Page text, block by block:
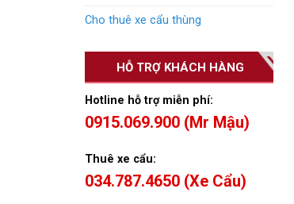
Cho thuê xe cẩu thùng
HỖ TRỢ KHÁCH HÀNG
Hotline hỗ trợ miễn phí:
0915.069.900 (Mr Mậu)
Thuê xe cẩu:
034.787.4650 (Xe Cẩu)